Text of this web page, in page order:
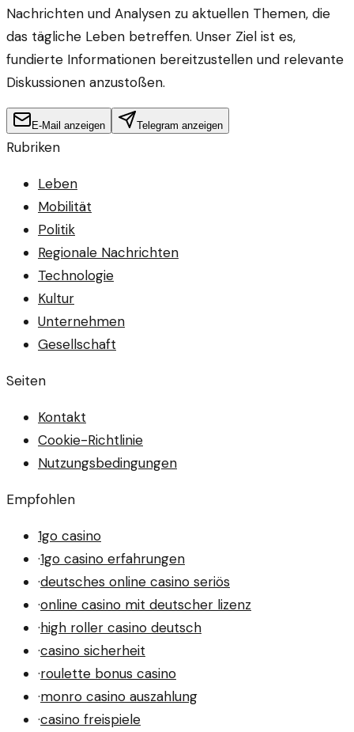
Nachrichten und Analysen zu aktuellen Themen, die
das tägliche Leben betreffen. Unser Ziel ist es,
fundierte Informationen bereitzustellen und relevante
Diskussionen anzustoßen.
E-Mail anzeigen Telegram anzeigen
Rubriken
Leben
Mobilität
Politik
Regionale Nachrichten
Technologie
Kultur
Unternehmen
Gesellschaft
Seiten
Kontakt
Cookie-Richtlinie
Nutzungsbedingungen
Empfohlen
1go casino
·1go casino erfahrungen
·deutsches online casino seriös
·online casino mit deutscher lizenz
·high roller casino deutsch
·casino sicherheit
·roulette bonus casino
·monro casino auszahlung
·casino freispiele